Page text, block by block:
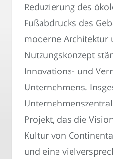
Reduzierung des
Fußabdrucks des
moderne Architektur
Nutzungskonzept
Innovations- und
Unternehmens.
Projekt, das die
Kultur von
und eine